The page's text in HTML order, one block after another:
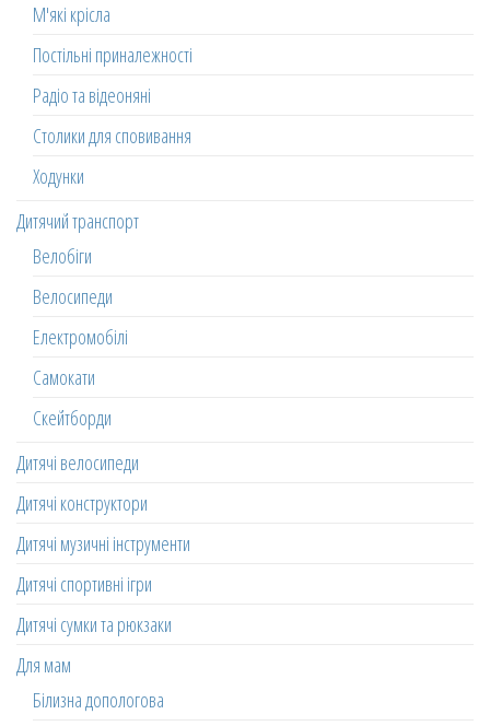
М'які крісла
Постільні приналежності
Радіо та відеоняні
Столики для сповивання
Ходунки
Дитячий транспорт
Велобіги
Велосипеди
Електромобілі
Самокати
Скейтборди
Дитячі велосипеди
Дитячі конструктори
Дитячі музичні інструменти
Дитячі спортивні ігри
Дитячі сумки та рюкзаки
Для мам
Білизна допологова